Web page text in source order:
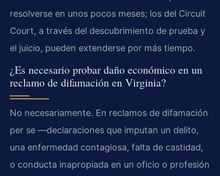
resolverse en unos pocos meses; los del Circuit
Court, a través del descubrimiento de prueba y
el juicio, pueden extenderse por más tiempo.
¿Es necesario probar daño económico en un
reclamo de difamación en Virginia?
No necesariamente. En reclamos de difamación
per se —declaraciones que imputan un delito,
una enfermedad contagiosa, falta de castidad,
o conducta inapropiada en un oficio o profesión